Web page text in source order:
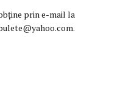
prin e-mail la